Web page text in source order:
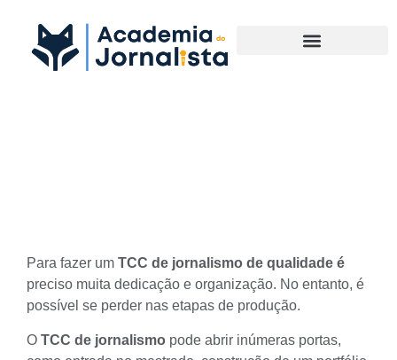
Para fazer um TCC de jornalismo de qualidade é
preciso muita dedicação e organização. No entanto, é
possível se perder nas etapas de produção.
O TCC de jornalismo pode abrir inúmeras portas,